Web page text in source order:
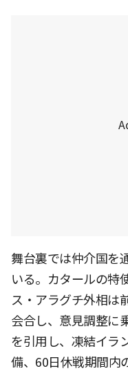
舞台裏では仲介国を
いる。カタールの特
ス・アラグチ外相は
会合し、意見調整に
を引用し、凍結イラ
備、60日休戦期間内